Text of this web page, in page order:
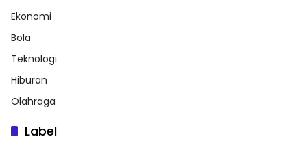
Ekonomi
Bola
Teknologi
Hiburan
Olahraga
Label